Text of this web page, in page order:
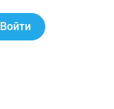
Войти